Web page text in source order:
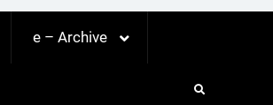
e – Archive